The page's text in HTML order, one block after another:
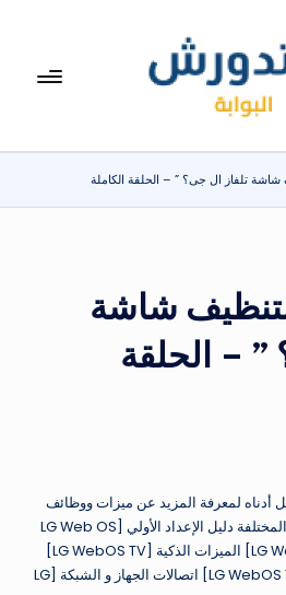
تلفاز ال جى؟ ” – الحلقة الكاملة
شاشة
” – الحلقة
أدناه لمعرفة المزيد عن ميزات ووظائف
تلفزيونات LG WebOS الذكية المختلفة دليل الإعداد الأولي [LG Web OS
تثبيت التطبيق و الإعدادات [LG WebOS TV] اتصالات الجهاز و الشبكة [LG